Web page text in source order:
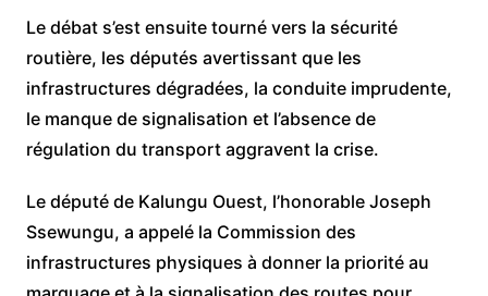
Le débat s’est ensuite tourné vers la sécurité
routière, les députés avertissant que les
infrastructures dégradées, la conduite imprudente,
le manque de signalisation et l’absence de
régulation du transport aggravent la crise.
Le député de Kalungu Ouest, l’honorable Joseph
Ssewungu, a appelé la Commission des
infrastructures physiques à donner la priorité au